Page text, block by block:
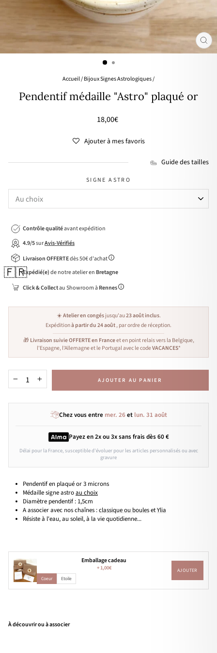
Accueil/Bijoux Signes Astrologiques/
Pendentif médaille "Astro" plaqué or
Prix
18,00€
Ajouter à mes favoris
Guide des tailles
SIGNE ASTRO
Contrôle qualitéavant expédition
4.9/5surAvis-Vérifiés
Livraison OFFERTEdès 50€ d'achat
🇫🇷Expédié(e)de notre atelier en Bretagne
Click & Collectau Showroom àRennes
☀️Atelier en congésjusqu'au23 août inclus.
Expéditionà partir du 24 août, par ordre de réception.
🎁 Livraison suivie OFFERTE en Franceet en point relais vers la Belgique,
l'Espagne, l'Allemagne et le Portugal avec le codeVACANCES*
+ AJOUTER AU PANIER
Chez vous entre mer. 26et lun. 31 août
Payez en 2x ou 3xsans fraisdès 60 €
Délai pour la France, susceptible d'évoluer pour les articles personnalisés ou avec
gravure
Pendentif en plaqué or 3 microns
Médaille signe astroau choix
Diamètre pendentif : 1,5cm
A associer avec nos chaînes :classique ou boulesetYlia
Résiste à l'eau, au soleil, à la vie quotidienne...
Emballage cadeau
+1,00€
Coeur Etoile
AJOUTER
À découvrir ou à associer